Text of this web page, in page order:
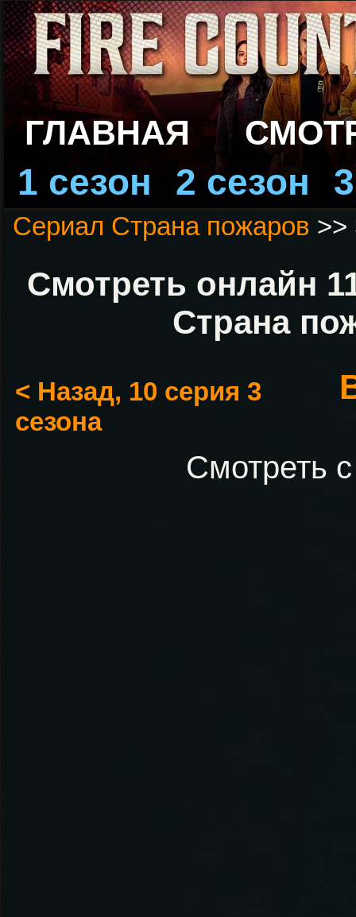
ГЛАВНАЯ
1 сезон 2 сезон
Сериал Страна пожаров >>
Смотреть онлайн
Страна
< Назад, 10 серия 3
сезона
Смотреть